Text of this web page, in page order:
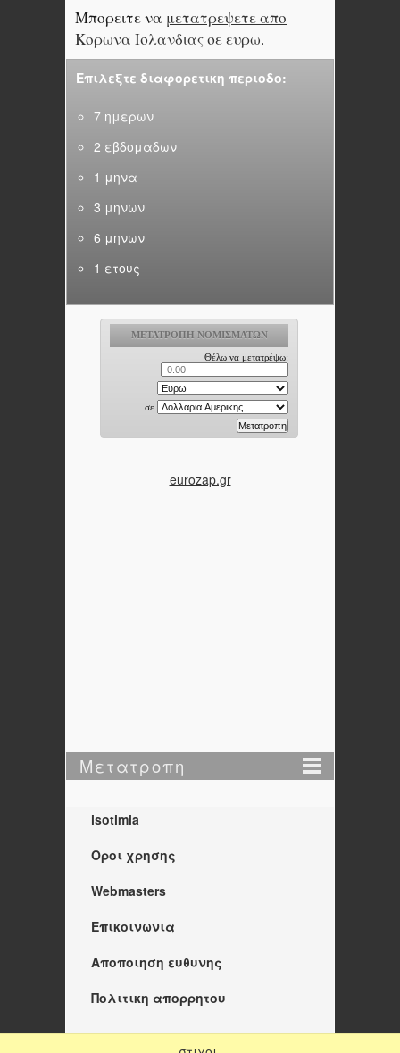
Μπορειτε να μετατρεψετε απο
Κορωνα Ισλανδιας σε ευρω.
Επιλεξτε διαφορετικη περιοδο:
7 ημερων
2 εβδομαδων
1 μηνα
3 μηνων
6 μηνων
1 ετους
eurozap.gr
Μετατροπη
isotimia
Οροι χρησης
Webmasters
Επικοινωνια
Αποποιηση ευθυνης
Πολιτικη απορρητου